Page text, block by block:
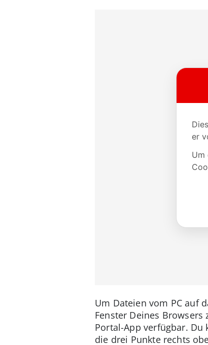
Um Dateien vom PC auf
Fenster Deines
Portal-App verfügbar.
die drei Punkte rechts